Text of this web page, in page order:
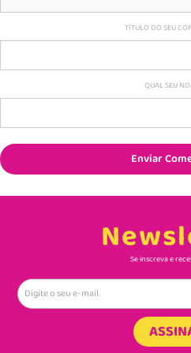
TÍTULO DO SEU
QUAL SEU
Enviar
Se inscreva e